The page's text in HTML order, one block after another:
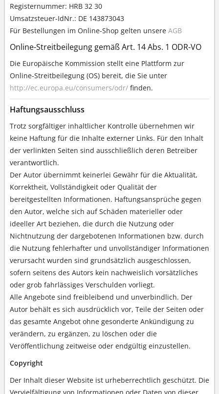
Registernummer: HRB 32 30
Umsatzsteuer-IdNr.: DE 143873043
Für Bestellungen im Online-Shop gelten unsere AGB
Online-Streitbeilegung gemäß Art. 14 Abs. 1 ODR-VO
Die Europäische Kommission stellt eine Plattform zur
Online-Streitbeilegung (OS) bereit, die Sie unter
http://ec.europa.eu/consumers/odr/ finden.
Haftungsausschluss
Trotz sorgfältiger inhaltlicher Kontrolle übernehmen wir
keine Haftung für die Inhalte externer Links. Für den Inhalt
der verlinkten Seiten sind ausschließlich deren Betreiber
verantwortlich.
Der Autor übernimmt keinerlei Gewähr für die Aktualität,
Korrektheit, Vollständigkeit oder Qualität der
bereitgestellten Informationen. Haftungsansprüche gegen
den Autor, welche sich auf Schäden materieller oder
ideeller Art beziehen, die durch die Nutzung oder
Nichtnutzung der dargebotenen Informationen bzw. durch
die Nutzung fehlerhafter und unvollständiger Informationen
verursacht wurden sind grundsätzlich ausgeschlossen,
sofern seitens des Autors kein nachweislich vorsätzliches
oder grob fahrlässiges Verschulden vorliegt.
Alle Angebote sind freibleibend und unverbindlich. Der
Autor behält es sich ausdrücklich vor, Teile der Seiten oder
das gesamte Angebot ohne gesonderte Ankündigung zu
verändern, zu ergänzen, zu löschen oder die
Veröffentlichung zeitweise oder endgültig einzustellen.
Copyright
Der Inhalt dieser Website ist urheberrechtlich geschützt. Die
Vervielfältigung von Informationen oder Daten von dieser